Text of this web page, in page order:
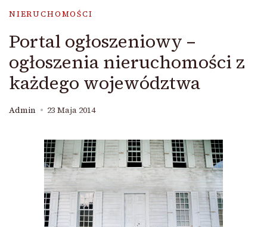
NIERUCHOMOŚCI
Portal ogłoszeniowy –
ogłoszenia nieruchomości z
każdego województwa
Admin 23 Maja 2014